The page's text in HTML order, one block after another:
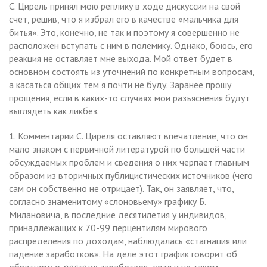
С. Цирель принял мою реплику в ходе дискуссии на свой
счет, решив, что я избрал его в качестве «мальчика для
битья». Это, конечно, не так и поэтому я совершенно не
расположен вступать с ним в полемику. Однако, боюсь, его
реакция не оставляет мне выхода. Мой ответ будет в
основном состоять из уточнений по конкретным вопросам,
а касаться общих тем я почти не буду. Заранее прошу
прощения, если в каких-то случаях мои разъяснения будут
выглядеть как ликбез.
1. Комментарии С. Циреля оставляют впечатление, что он
мало знаком с первичной литературой по большей части
обсуждаемых проблем и сведения о них черпает главным
образом из вторичных публицистических источников (чего
сам он собственно не отрицает). Так, он заявляет, что,
согласно знаменитому «слоновьему» графику Б.
Милановича, в последние десятилетия у индивидов,
принадлежащих к 70-99 перцентилям мирового
распределения по доходам, наблюдалась «стагнация или
падение заработков». На деле этот график говорит об